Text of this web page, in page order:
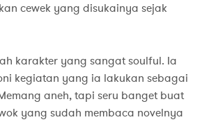
cewek yang disukainya sejak
karakter yang sangat soulful. Ia
kegiatan yang ia lakukan sebagai
aneh, tapi seru banget buat
yang sudah membaca novelnya